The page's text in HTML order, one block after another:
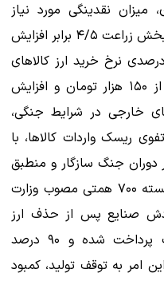
میزان نقدینگی مورد نیاز
نسبت به سال گذشته را فقط در زیربخش زراعت ۴/۵ برابر افزایش
داده است. همچنین افزایش ۵۰۰ درصدی نرخ خرید ارز کالاهای
اساسی از ۲۸,۵۰۰ تومان به بیش از ۱۵۰ هزار تومان و افزایش
خارجی در شرایط جنگی،
ریسک واردات کالاها، با
جنگ سازگار و منطبق
نیست. اطلاعات نشان می‌دهد از بسته ۷۰۰ همتی مصوب وزارت
صنایع پس از حذف ارز
ترجیحی، تنها ۱۰ درصد تسهیلات پرداخت شده و ۹۰ درصد
امر به توقف تولید، کمبود